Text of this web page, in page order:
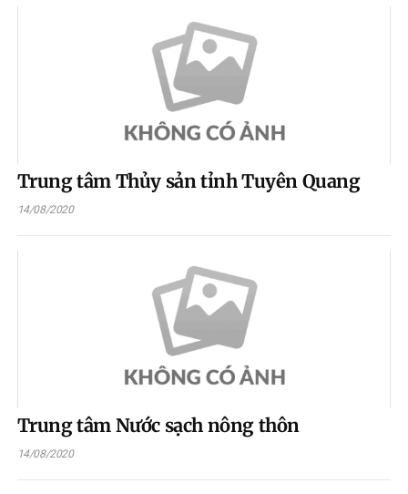
Trung tâm Thủy sản tỉnh Tuyên Quang
14/08/2020
Trung tâm Nước sạch nông thôn
14/08/2020